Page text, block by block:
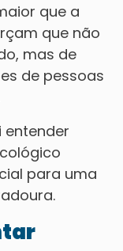
que a
que não
mas de
de pessoas
entender
para uma